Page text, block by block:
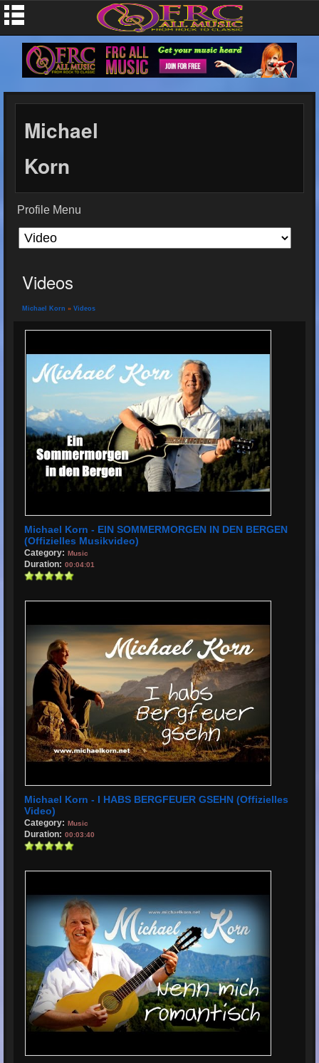
Michael
Korn
Profile Menu
Videos
Michael Korn » Videos
Michael Korn - EIN SOMMERMORGEN IN DEN BERGEN
(Offizielles Musikvideo)
Category: Music
Duration: 00:04:01
Michael Korn - I HABS BERGFEUER GSEHN (Offizielles
Video)
Category: Music
Duration: 00:03:40